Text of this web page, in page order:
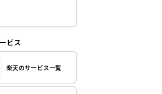
ビス
楽天のサービス一覧